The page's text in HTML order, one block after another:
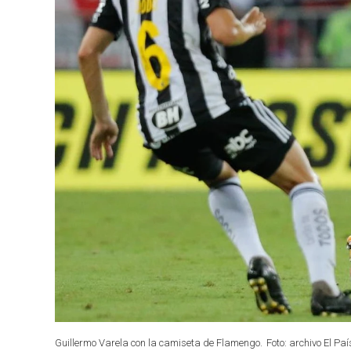
Guillermo Varela con la camiseta de Flamengo. Foto: archivo El